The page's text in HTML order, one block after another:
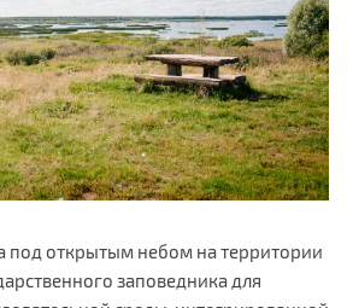
под открытым небом на территории
заповедника для